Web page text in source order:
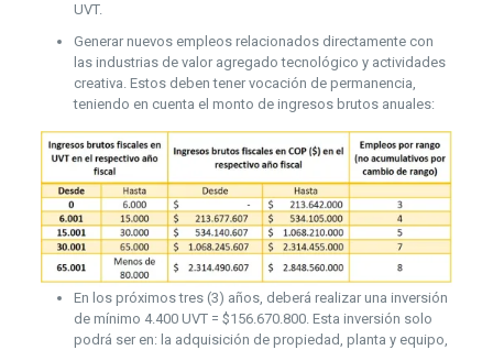
UVT.
Generar nuevos empleos relacionados directamente con
las industrias de valor agregado tecnológico y actividades
creativa. Estos deben tener vocación de permanencia,
teniendo en cuenta el monto de ingresos brutos anuales:
En los próximos tres (3) años, deberá realizar una inversión
de mínimo 4.400 UVT = $156.670.800. Esta inversión solo
podrá ser en: la adquisición de propiedad, planta y equipo,